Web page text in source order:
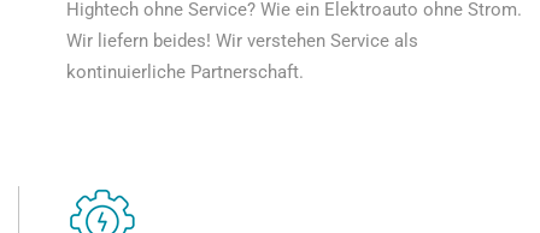
Hightech ohne Service? Wie ein Elektroauto ohne Strom.
Wir liefern beides! Wir verstehen Service als
kontinuierliche Partnerschaft.